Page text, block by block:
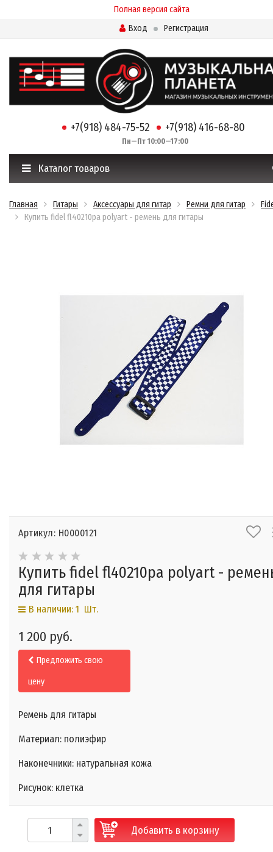
Полная версия сайта
Вход
Регистрация
+7(918) 484-75-52 +7(918) 416-68-80
Пн—Пт 10:00—17:00
Каталог товаров
Главная Гитары Аксессуары для гитар Ремни для гитар
Купить fidel fl40210pa polyart - ремень для гитары
Артикул: Н0000121
Купить fidel fl40210pa polyart -
для гитары
В наличии: 1 Шт.
1 200 руб.
Предложить свою
цену
Ремень для гитары
Материал: полиэфир
Наконечники: натуральная кожа
Рисунок: клетка
Добавить в корзину